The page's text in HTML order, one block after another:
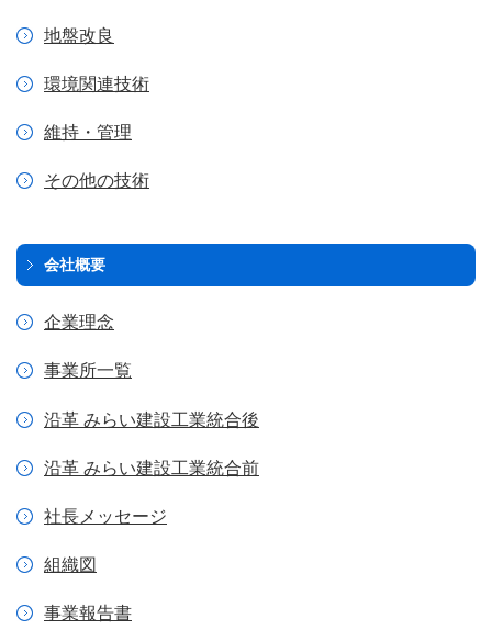
地盤改良
環境関連技術
維持・管理
その他の技術
会社概要
企業理念
事業所一覧
沿革 みらい建設工業統合後
沿革 みらい建設工業統合前
社長メッセージ
組織図
事業報告書